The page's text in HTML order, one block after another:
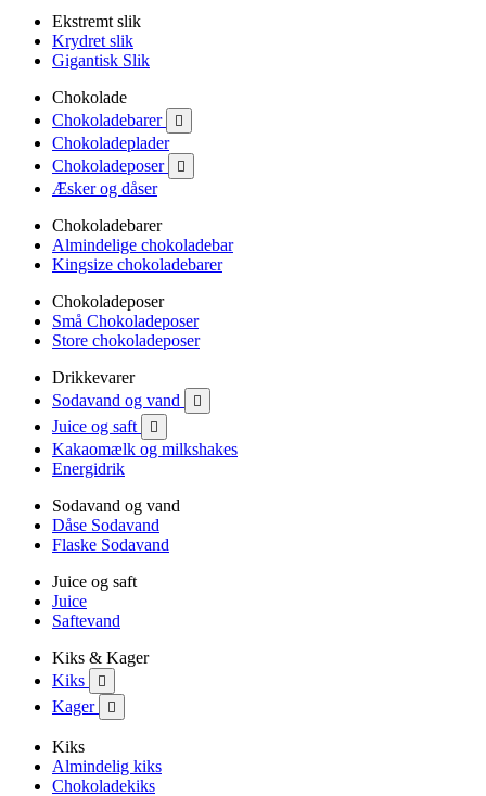
Ekstremt slik
Krydret slik
Gigantisk Slik
Chokolade
Chokoladebarer

Chokoladeplader
Chokoladeposer

Æsker og dåser
Chokoladebarer
Almindelige chokoladebar
Kingsize chokoladebarer
Chokoladeposer
Små Chokoladeposer
Store chokoladeposer
Drikkevarer
Sodavand og vand

Juice og saft 
Kakaomælk og milkshakes
Energidrik
Sodavand og vand
Dåse Sodavand
Flaske Sodavand
Juice og saft
Juice
Saftevand
Kiks & Kager
Kiks

Kager 
Kiks
Almindelig kiks
Chokoladekiks